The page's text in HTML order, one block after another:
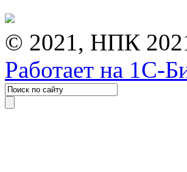
© 2021, НПК
Работает на 1С-